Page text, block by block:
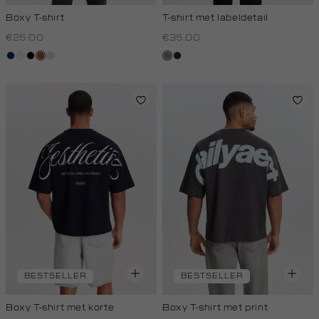
Boxy T-shirt
€25.00
donkerblauw
wit,zwart
bruin
T-shirt met labeldetail
€35.00
kleiblauw,
BESTSELLER
Boxy T-shirt met korte
BESTSELLER
Boxy T-shirt met print